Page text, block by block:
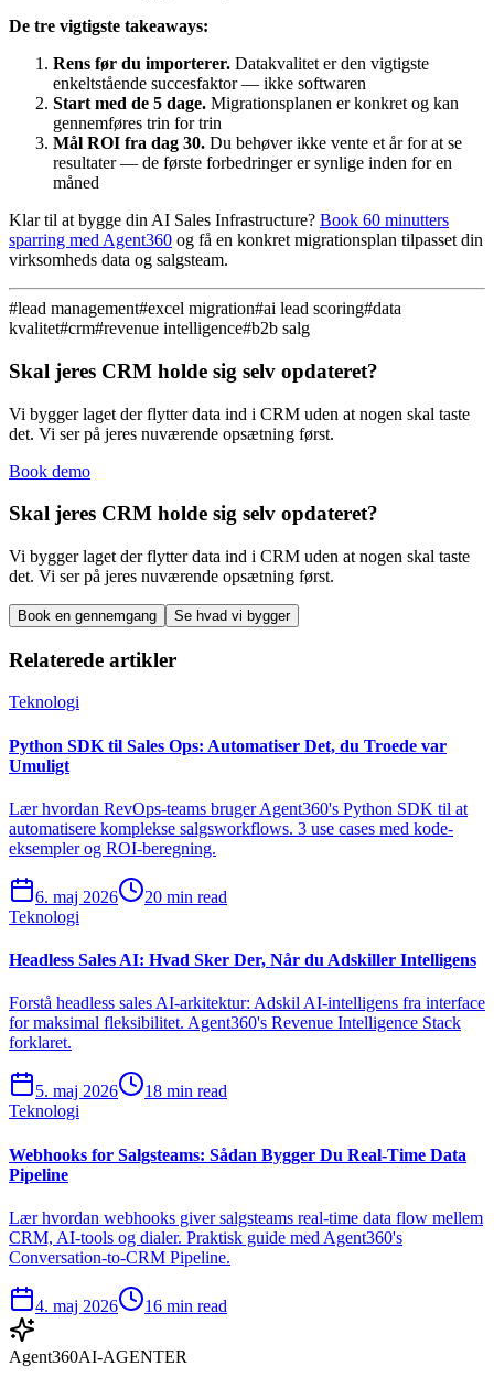
De tre vigtigste takeaways:
Rens før du importerer. Datakvalitet er den vigtigste
enkeltstående succesfaktor — ikke softwaren
Start med de 5 dage. Migrationsplanen er konkret og kan
gennemføres trin for trin
Mål ROI fra dag 30. Du behøver ikke vente et år for at se
resultater — de første forbedringer er synlige inden for en
måned
Klar til at bygge din AI Sales Infrastructure? Book 60 minutters
sparring med Agent360 og få en konkret migrationsplan tilpasset din
virksomheds data og salgsteam.
#lead management#excel migration#ai lead scoring#data
kvalitet#crm#revenue intelligence#b2b salg
Skal jeres CRM holde sig selv opdateret?
Vi bygger laget der flytter data ind i CRM uden at nogen skal taste
det. Vi ser på jeres nuværende opsætning først.
Book demo
Skal jeres CRM holde sig selv opdateret?
Vi bygger laget der flytter data ind i CRM uden at nogen skal taste
det. Vi ser på jeres nuværende opsætning først.
Book en gennemgang Se hvad vi bygger
Relaterede artikler
Teknologi
Python SDK til Sales Ops: Automatiser Det, du Troede var
Umuligt
Lær hvordan RevOps-teams bruger Agent360's Python SDK til at
automatisere komplekse salgsworkflows. 3 use cases med kode-
eksempler og ROI-beregning.
6. maj 2026
20 min read
Teknologi
Headless Sales AI: Hvad Sker Der, Når du Adskiller Intelligens
Forstå headless sales AI-arkitektur: Adskil AI-intelligens fra interface
for maksimal fleksibilitet. Agent360's Revenue Intelligence Stack
forklaret.
5. maj 2026
18 min read
Teknologi
Webhooks for Salgsteams: Sådan Bygger Du Real-Time Data
Pipeline
Lær hvordan webhooks giver salgsteams real-time data flow mellem
CRM, AI-tools og dialer. Praktisk guide med Agent360's
Conversation-to-CRM Pipeline.
4. maj 2026 16 min read
Agent360AI-AGENTER